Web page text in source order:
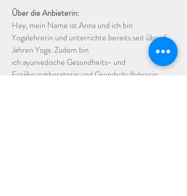
Über die Anbieterin:
Hey, mein Name ist Anna und ich bin
Yogalehrerin und unterrichte bereits seit über 6
Jahren Yoga. Zudem bin
ich ayurvedische Gesundheits- und
Ernährungsberaterin und Grundschullehrerin.